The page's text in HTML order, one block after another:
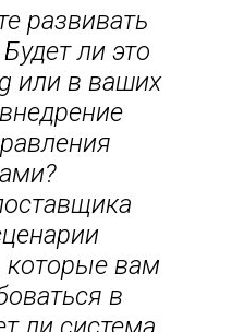
развивать
ли это
или в ваших
которые вам
в